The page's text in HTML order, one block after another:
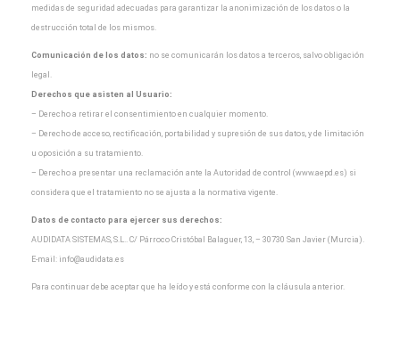
medidas de seguridad adecuadas para garantizar la anonimización de los datos o la
destrucción total de los mismos.
Comunicación de los datos: no se comunicarán los datos a terceros, salvo obligación
legal.
Derechos que asisten al Usuario:
– Derecho a retirar el consentimiento en cualquier momento.
– Derecho de acceso, rectificación, portabilidad y supresión de sus datos, y de limitación
u oposición a su tratamiento.
– Derecho a presentar una reclamación ante la Autoridad de control (www.aepd.es) si
considera que el tratamiento no se ajusta a la normativa vigente.
Datos de contacto para ejercer sus derechos:
AUDIDATA SISTEMAS, S.L.. C/ Párroco Cristóbal Balaguer, 13, – 30730 San Javier (Murcia).
E-mail: info@audidata.es
Para continuar debe aceptar que ha leído y está conforme con la cláusula anterior.